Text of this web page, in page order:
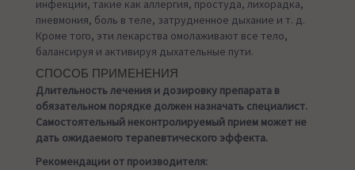
инфекции, такие как аллергия, простуда, лихорадка,
пневмония, боль в теле, затрудненное дыхание и т. д.
Кроме того, эти лекарства омолаживают все тело,
балансируя и активируя дыхательные пути.
СПОСОБ ПРИМЕНЕНИЯ
Длительность лечения и дозировку препарата в
обязательном порядке должен назначать специалист.
Самостоятельный неконтролируемый прием может не
дать ожидаемого терапевтического эффекта.
Рекомендации от производителя: